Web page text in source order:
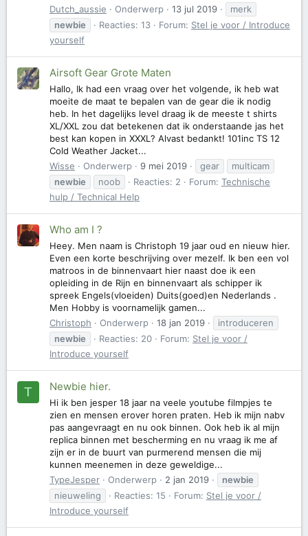
Dutch_aussie
Onderwerp 13 jul 2019
merk
newbie
Reacties: 13 Forum: Stel je voor / Introduce
yourself
Airsoft Gear Grote Maten
Hallo, Ik had een vraag over het volgende, ik heb wat
moeite de maat te bepalen van de gear die ik nodig
heb. In het dagelijks level draag ik de meeste t shirts
XL/XXL zou dat betekenen dat ik onderstaande jas het
best kan kopen in XXXL? Alvast bedankt! 101inc TS 12
Cold Weather Jacket...
Wisse
Onderwerp 9 mei 2019 gear
multicam
newbie
noob Reacties: 2 Forum: Technische
hulp / Technical Help
Who am I ?
Heey. Men naam is Christoph 19 jaar oud en nieuw hier.
Even een korte beschrijving over mezelf. Ik ben een vol
matroos in de binnenvaart hier naast doe ik een
opleiding in de Rijn en binnenvaart als schipper ik
spreek Engels(vloeiden) Duits(goed)en Nederlands .
Men Hobby is voornamelijk gamen...
Christoph
Onderwerp 18 jan 2019
introduceren
newbie
Reacties: 20 Forum: Stel je voor /
Introduce yourself
T Newbie hier.
Hi ik ben jesper 18 jaar na veele youtube filmpjes te
zien en mensen erover horen praten. Heb ik mijn nabv
pas aangevraagt en nu ook binnen. Ook heb ik al mijn
replica binnen met bescherming en nu vraag ik me af
zijn er in de buurt van purmerend mensen die mij
kunnen meenemen in deze geweldige...
TypeJesper
Onderwerp 2 jan 2019
newbie
nieuweling
Reacties: 15 Forum: Stel je voor /
Introduce yourself